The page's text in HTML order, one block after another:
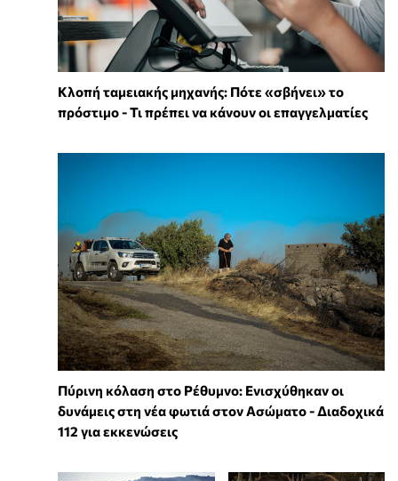
Κλοπή ταμειακής μηχανής: Πότε «σβήνει» το
πρόστιμο - Τι πρέπει να κάνουν οι επαγγελματίες
Πύρινη κόλαση στο Ρέθυμνο: Ενισχύθηκαν οι
δυνάμεις στη νέα φωτιά στον Ασώματο - Διαδοχικά
112 για εκκενώσεις